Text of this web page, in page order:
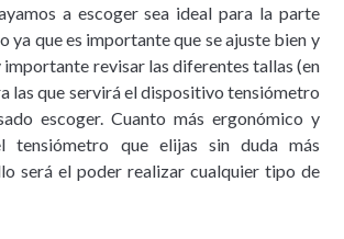
a escoger sea ideal para la parte
ya que es importante que se ajuste bien y
importante revisar las diferentes tallas (en
las que servirá el dispositivo tensiómetro
escoger. Cuanto más ergonómico y
tensiómetro que elijas sin duda más
será el poder realizar cualquier tipo de